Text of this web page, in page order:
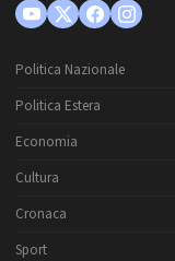
Politica Nazionale
Politica Estera
Economia
Cultura
Cronaca
Sport